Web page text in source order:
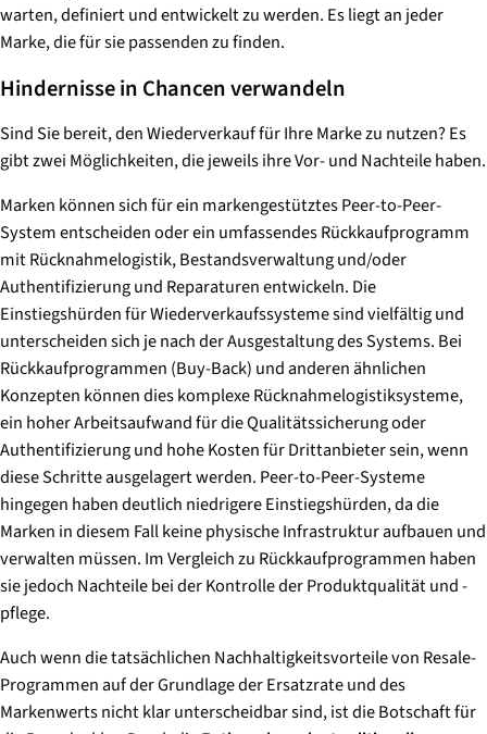
warten, definiert und entwickelt zu werden. Es liegt an jeder
Marke, die für sie passenden zu finden.
Hindernisse in Chancen verwandeln
Sind Sie bereit, den Wiederverkauf für Ihre Marke zu nutzen? Es
gibt zwei Möglichkeiten, die jeweils ihre Vor- und Nachteile haben.
Marken können sich für ein markengestütztes Peer-to-Peer-
System entscheiden oder ein umfassendes Rückkaufprogramm
mit Rücknahmelogistik, Bestandsverwaltung und/oder
Authentifizierung und Reparaturen entwickeln. Die
Einstiegshürden für Wiederverkaufssysteme sind vielfältig und
unterscheiden sich je nach der Ausgestaltung des Systems. Bei
Rückkaufprogrammen (Buy-Back) und anderen ähnlichen
Konzepten können dies komplexe Rücknahmelogistiksysteme,
ein hoher Arbeitsaufwand für die Qualitätssicherung oder
Authentifizierung und hohe Kosten für Drittanbieter sein, wenn
diese Schritte ausgelagert werden. Peer-to-Peer-Systeme
hingegen haben deutlich niedrigere Einstiegshürden, da die
Marken in diesem Fall keine physische Infrastruktur aufbauen und
verwalten müssen. Im Vergleich zu Rückkaufprogrammen haben
sie jedoch Nachteile bei der Kontrolle der Produktqualität und -
pflege.
Auch wenn die tatsächlichen Nachhaltigkeitsvorteile von Resale-
Programmen auf der Grundlage der Ersatzrate und des
Markenwerts nicht klar unterscheidbar sind, ist die Botschaft für